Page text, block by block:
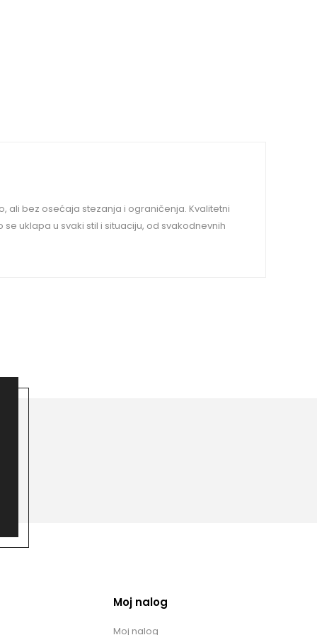
ali bez osećaja stezanja i ograničenja. Kvalitetni
uklapa u svaki stil i situaciju, od svakodnevnih
Moj nalog
Moj nalog